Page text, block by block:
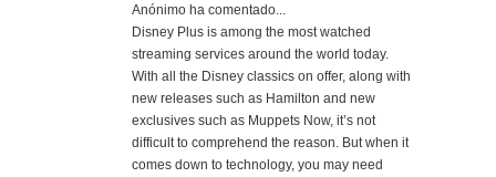
Anónimo ha comentado...
Disney Plus is among the most watched
streaming services around the world today.
With all the Disney classics on offer, along with
new releases such as Hamilton and new
exclusives such as Muppets Now, it’s not
difficult to comprehend the reason. But when it
comes down to technology, you may need